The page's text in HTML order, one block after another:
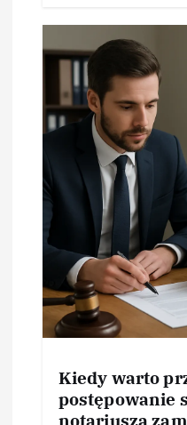
Kiedy warto
postępowanie
notariusza